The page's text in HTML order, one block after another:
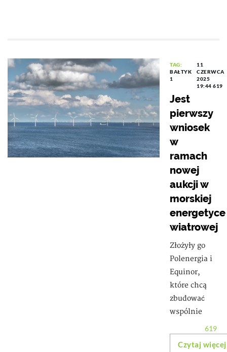
TAG:
BAŁTYK
1
11
CZERWCA
2025
19:44 619
Jest
pierwszy
wniosek
w
ramach
nowej
aukcji w
morskiej
energetyce
wiatrowej
Złożyły go
Polenergia i
Equinor,
które chcą
zbudować
wspólnie
619
Czytaj więcej